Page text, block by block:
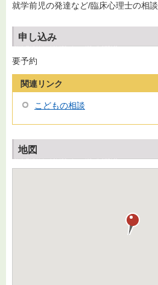
就学前児の発達など/臨床心理士の相談
申し込み
要予約
関連リンク
こどもの相談
地図